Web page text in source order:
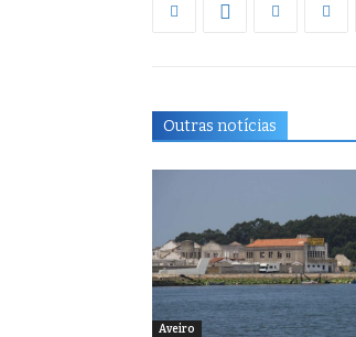
Outras notícias
Aveiro